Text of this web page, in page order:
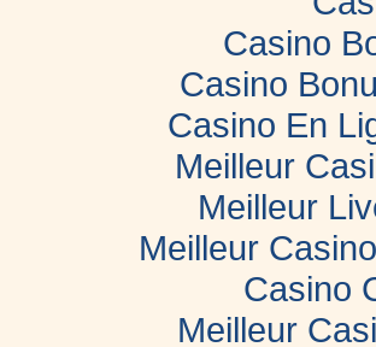
Casino
Casino
Casino En
Meilleur
Meilleur
Meilleur
Casino
Meilleur